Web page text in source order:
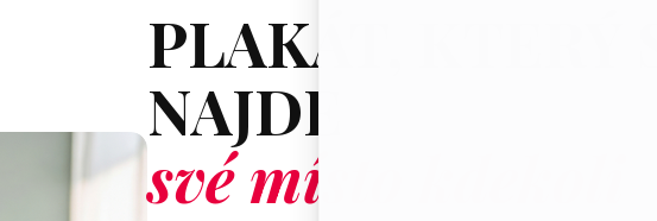
PLAKÁT, KTERÝ SI
NAJDE
své místo kdekoli